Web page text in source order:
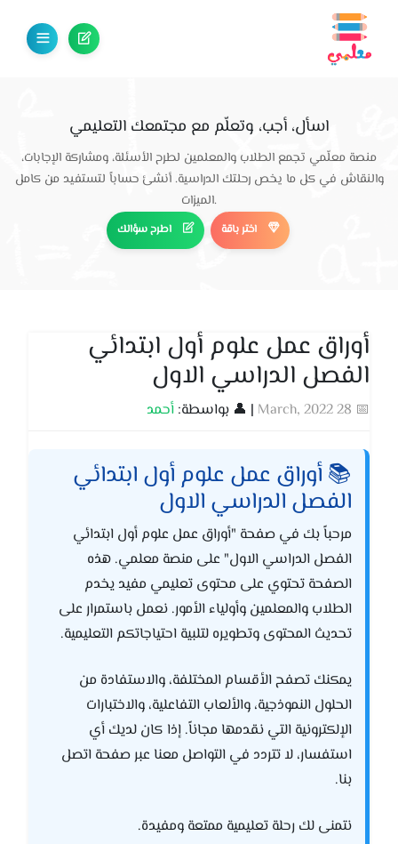
اسأل، أجب، وتعلّم مع مجتمعك التعليمي
منصة معلّمي تجمع الطلاب والمعلمين لطرح الأسئلة، ومشاركة الإجابات،
والنقاش في كل ما يخص رحلتك الدراسية. أنشئ حساباً لتستفيد من كامل
الميزات.
اطرح سؤالك اختر باقة
أوراق عمل علوم أول ابتدائي
الفصل الدراسي الاول
📅 28 March, 2022 | 👤 بواسطة: أحمد
📚 أوراق عمل علوم أول ابتدائي
الفصل الدراسي الاول
مرحباً بك في صفحة "أوراق عمل علوم أول ابتدائي
الفصل الدراسي الاول" على منصة معلمي. هذه
الصفحة تحتوي على محتوى تعليمي مفيد يخدم
الطلاب والمعلمين وأولياء الأمور. نعمل باستمرار على
تحديث المحتوى وتطويره لتلبية احتياجاتكم التعليمية.
يمكنك تصفح الأقسام المختلفة، والاستفادة من
الحلول النموذجية، والألعاب التفاعلية، والاختبارات
الإلكترونية التي نقدمها مجاناً. إذا كان لديك أي
استفسار، لا تتردد في التواصل معنا عبر صفحة اتصل
بنا.
نتمنى لك رحلة تعليمية ممتعة ومفيدة.